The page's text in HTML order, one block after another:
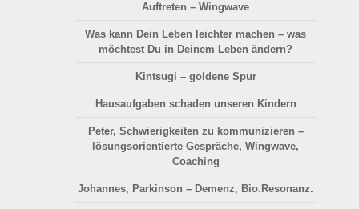
Auftreten – Wingwave
Was kann Dein Leben leichter machen – was
möchtest Du in Deinem Leben ändern?
Kintsugi – goldene Spur
Hausaufgaben schaden unseren Kindern
Peter, Schwierigkeiten zu kommunizieren –
lösungsorientierte Gespräche, Wingwave,
Coaching
Johannes, Parkinson – Demenz, Bio.Resonanz.